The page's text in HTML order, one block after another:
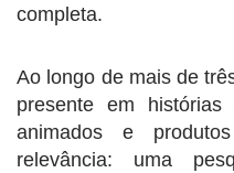
completa.
Ao longo de mais de
presente em histórias
animados e
relevância: uma